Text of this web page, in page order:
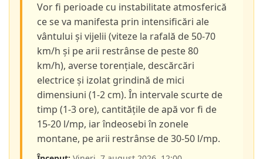
Vor fi perioade cu instabilitate atmosferică
ce se va manifesta prin intensificări ale
vântului și vijelii (viteze la rafală de 50-70
km/h și pe arii restrânse de peste 80
km/h), averse torențiale, descărcări
electrice și izolat grindină de mici
dimensiuni (1-2 cm). În intervale scurte de
timp (1-3 ore), cantitățile de apă vor fi de
15-20 l/mp, iar îndeosebi în zonele
montane, pe arii restrânse de 30-50 l/mp.